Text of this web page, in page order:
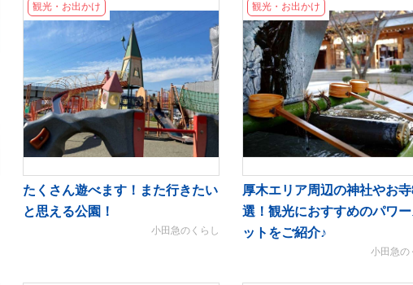
観光・お出かけ
たくさん遊べます！また行きたい
と思える公園！
小田急のくらし
観光・お出かけ
厚木エリア周辺の神社やお
選！観光におすすめのパワ
ットをご紹介♪
小田急の